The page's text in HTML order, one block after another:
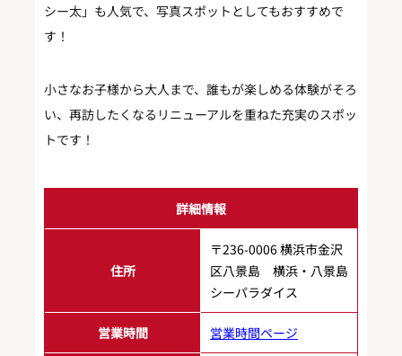
シー太」も人気で、写真スポットとしてもおすすめで
す！
小さなお子様から大人まで、誰もが楽しめる体験がそろ
い、再訪したくなるリニューアルを重ねた充実のスポッ
トです！
詳細情報
住所
〒236-0006 横浜市金沢
区八景島 横浜・八景島
シーパラダイス
営業時間 営業時間ページ